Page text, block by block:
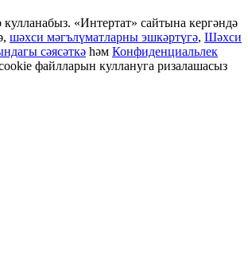
«Интертат» сайтына кергәндә
шәхси мәгълүматларны эшкәртүгә, Шәхси
сәясәткә һәм Конфиденциальлек
файлларын куллануга ризалашасыз